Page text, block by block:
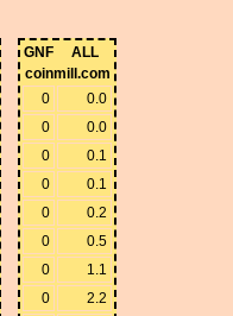
GNF
ALL
coinmill.com
0
0.0
0
0.0
0
0.1
0
0.1
0
0.2
0
0.5
0
1.1
0
2.2